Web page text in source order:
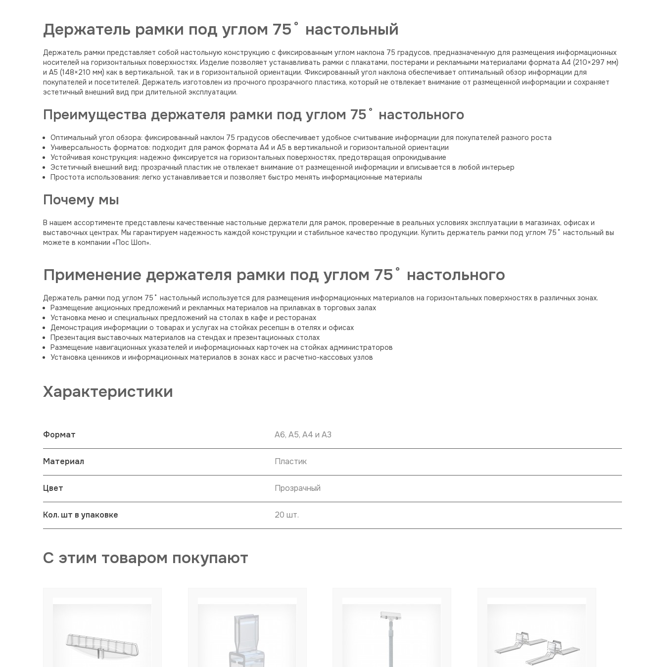
Держатель рамки под углом 75˚ настольный
Держатель рамки представляет собой настольную конструкцию с фиксированным углом наклона 75 градусов, предназначенную для размещения информационных
носителей на горизонтальных поверхностях. Изделие позволяет устанавливать рамки с плакатами, постерами и рекламными материалами формата А4 (210×297 мм)
и А5 (148×210 мм) как в вертикальной, так и в горизонтальной ориентации. Фиксированный угол наклона обеспечивает оптимальный обзор информации для
покупателей и посетителей. Держатель изготовлен из прочного прозрачного пластика, который не отвлекает внимание от размещенной информации и сохраняет
эстетичный внешний вид при длительной эксплуатации.
Преимущества держателя рамки под углом 75˚ настольного
Оптимальный угол обзора: фиксированный наклон 75 градусов обеспечивает удобное считывание информации для покупателей разного роста
Универсальность форматов: подходит для рамок формата А4 и А5 в вертикальной и горизонтальной ориентации
Устойчивая конструкция: надежно фиксируется на горизонтальных поверхностях, предотвращая опрокидывание
Эстетичный внешний вид: прозрачный пластик не отвлекает внимание от размещенной информации и вписывается в любой интерьер
Простота использования: легко устанавливается и позволяет быстро менять информационные материалы
Почему мы
В нашем ассортименте представлены качественные настольные держатели для рамок, проверенные в реальных условиях эксплуатации в магазинах, офисах и
выставочных центрах. Мы гарантируем надежность каждой конструкции и стабильное качество продукции. Купить держатель рамки под углом 75˚ настольный вы
можете в компании «Пос Шоп».
Применение держателя рамки под углом 75˚ настольного
Держатель рамки под углом 75˚ настольный используется для размещения информационных материалов на горизонтальных поверхностях в различных зонах.
Размещение акционных предложений и рекламных материалов на прилавках в торговых залах
Установка меню и специальных предложений на столах в кафе и ресторанах
Демонстрация информации о товарах и услугах на стойках ресепшн в отелях и офисах
Презентация выставочных материалов на стендах и презентационных столах
Размещение навигационных указателей и информационных карточек на стойках администраторов
Установка ценников и информационных материалов в зонах касс и расчетно-кассовых узлов
Характеристики
Формат А6, А5, А4 и А3
Материал Пластик
Цвет Прозрачный
Кол. шт в упаковке 20 шт.
С этим товаром покупают